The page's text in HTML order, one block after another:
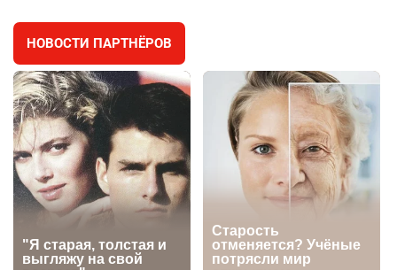
🇫🇷 Клуб ПСЖ объявил об открытии своей
футбольной академии в Астане
2623 2 39
5
🇺🇸🇯🇵 США и Япония провели совместную
интервенцию для спасения иены
2686 1 16
2716 6
НОВОСТИ ПАРТНЁРОВ